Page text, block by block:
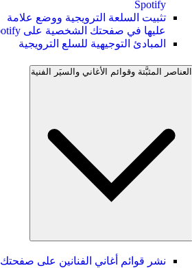
Spotify
تثبيت السلعة الترويجية ووضع علامة
عليها في صفحتك الشخصية على Spotify
المبادئ التوجيهية للسلع الترويجية
العناصر المثبَّتة وقوائم الأغاني والسيَر الفنية
نشر قوائم أغاني الفنانين على صفحتك